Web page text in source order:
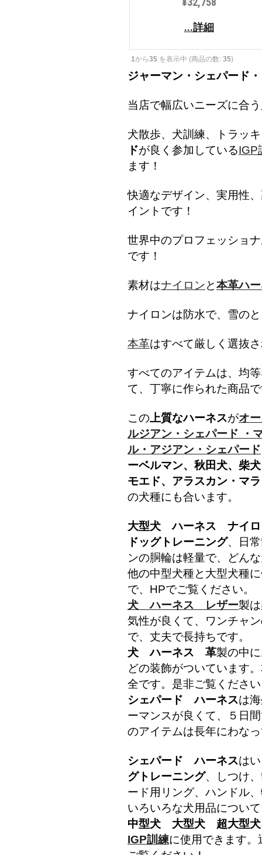
...詳細
1から35 を表示中 (商品の数: 35)
ジャーマン・シェパード
当店で幅広いニーズに合う
犬散歩、犬訓練、トラッ
ドが良く参加しているIGP
ます！
快適なデザイン、実用性
イントです！
世界中のプロフェッショ
です！
素材はナイロンと本革ハ
ナイロンは防水で、雪の
本革はすべて厳しく選抜
すべてのアイテムは、均
て、 丁寧に作られた商品
この上質なハーネスがオ
ルジアン・シェパード ・
ル・アジアン・シェパード
ーベルマン、秋田犬、柴
モエド、アラスカン・マ
の犬種にも合います。
大型犬 ハーネス ナイ
ドッグトレーニング、日
ンの胴輪は軽量で、どん
他の中型犬種と大型犬種
で、HPでご覧ください。
犬 ハーネス レザー製
気性が良くて、ワンチャ
で、丈夫で長持ちです。
犬 ハーネス 革製の中
どの装飾がついています
全です。是非ご覧くださ
シェパード ハーネスは
ーマンスが良くて、５日
のアイテムは長年にわな
シェパード ハーネスは
グトレーニング、しつけ
ード用リング、ハンドル
いろいろな犬用品につい
中型犬 大型犬 超大型犬
IGP訓練に使用できます